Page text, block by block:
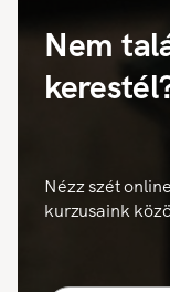
Nem
Nézz szét
kurzusaink